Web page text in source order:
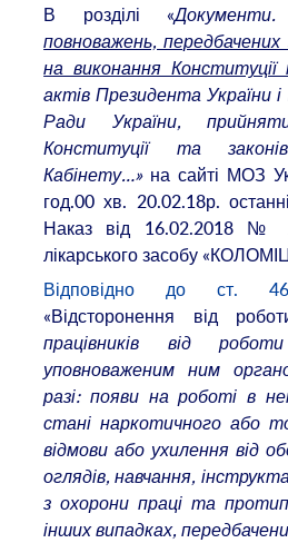
В розділі «
повноважень, передбачених
на виконання Конституції
актів Президента України
Ради України,
Конституції та
Кабінету…»на сайті МОЗ
год.00 хв. 20.02.18р.
Наказ від 16.02.2018 №
лікарського засобу
Відповідно до ст.
«Відсторонення від
працівників від
уповноваженим ним
разі: появи на роботі в
стані наркотичного або
відмови або ухилення від
оглядів, навчання,
з охорони праці та
інших випадках,